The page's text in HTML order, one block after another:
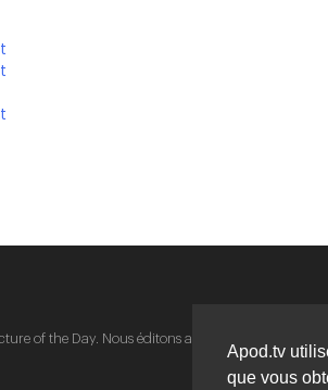
Apod.tv
que vous
of the Day. Nous éditons apod.tv avec